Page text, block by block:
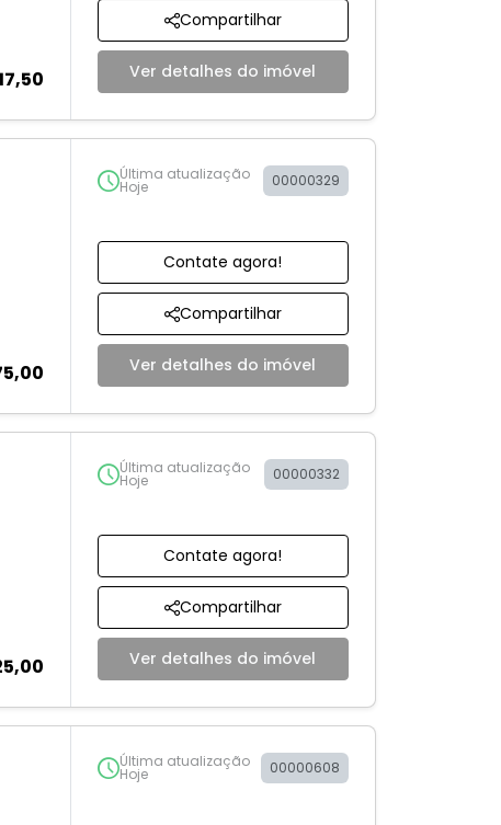
Compartilhar
Ver detalhes do imóvel
Última atualização
Hoje 00000329
Contate agora!
Compartilhar
Ver detalhes do imóvel
Última atualização
Hoje 00000332
Contate agora!
Compartilhar
Ver detalhes do imóvel
Última atualização
Hoje 00000608